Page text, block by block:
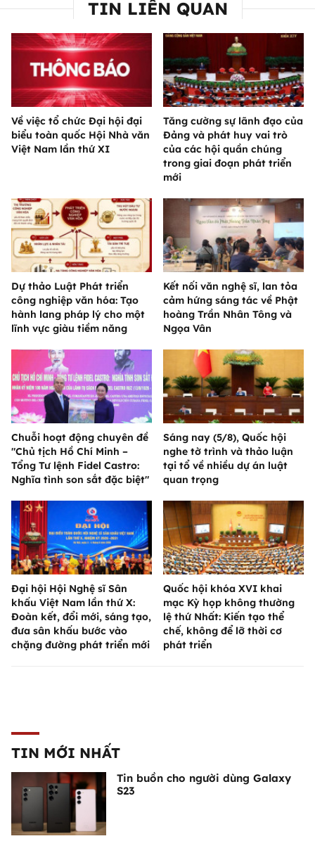
TIN LIÊN QUAN
Về việc tổ chức Đại hội đại
biểu toàn quốc Hội Nhà văn
Việt Nam lần thứ XI
Tăng cường sự lãnh đạo của
Đảng và phát huy vai trò
của các hội quần chúng
trong giai đoạn phát triển
mới
Dự thảo Luật Phát triển
công nghiệp văn hóa: Tạo
hành lang pháp lý cho một
lĩnh vực giàu tiềm năng
Kết nối văn nghệ sĩ, lan tỏa
cảm hứng sáng tác về Phật
hoàng Trần Nhân Tông và
Ngọa Vân
Chuỗi hoạt động chuyên đề
"Chủ tịch Hồ Chí Minh –
Tổng Tư lệnh Fidel Castro:
Nghĩa tình son sắt đặc biệt"
Sáng nay (5/8), Quốc hội
nghe tờ trình và thảo luận
tại tổ về nhiều dự án luật
quan trọng
Đại hội Hội Nghệ sĩ Sân
khấu Việt Nam lần thứ X:
Đoàn kết, đổi mới, sáng tạo,
đưa sân khấu bước vào
chặng đường phát triển mới
Quốc hội khóa XVI khai
mạc Kỳ họp không thường
lệ thứ Nhất: Kiến tạo thể
chế, không để lỡ thời cơ
phát triển
TIN MỚI NHẤT
Tin buồn cho người dùng Galaxy
S23